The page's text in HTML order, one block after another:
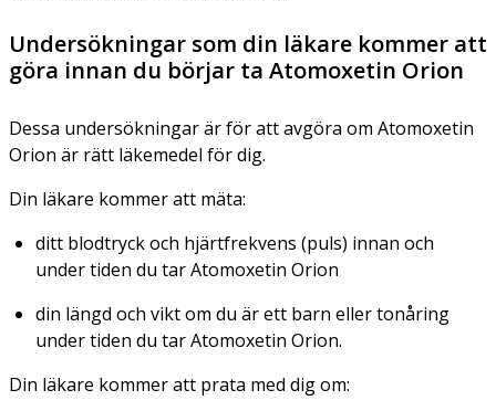
Undersökningar som din läkare kommer att
göra innan du börjar ta Atomoxetin Orion
Dessa undersökningar är för att avgöra om Atomoxetin
Orion är rätt läkemedel för dig.
Din läkare kommer att mäta:
ditt blodtryck och hjärtfrekvens (puls) innan och
under tiden du tar Atomoxetin Orion
din längd och vikt om du är ett barn eller tonåring
under tiden du tar Atomoxetin Orion.
Din läkare kommer att prata med dig om: